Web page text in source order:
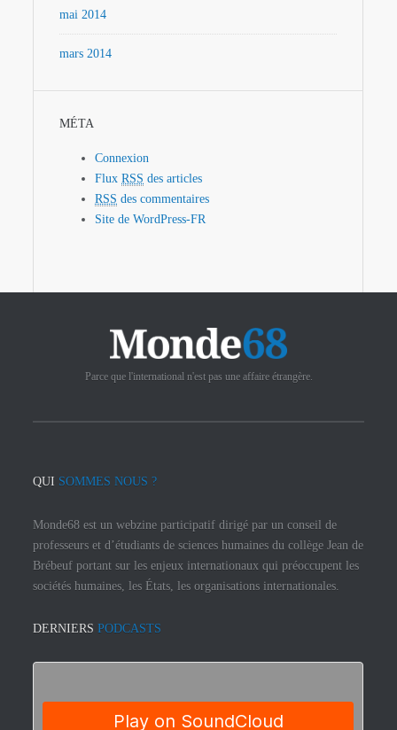
mai 2014
mars 2014
MÉTA
Connexion
FluxRSS des articles
RSS des commentaires
Site de WordPress-FR
Parce que l'international n'est pas une affaire étrangère.
QUI SOMMES NOUS ?
Monde68 est un webzine participatif dirigé par un conseil de
professeurs et d’étudiants de sciences humaines du collège Jean de
Brébeuf portant sur les enjeux internationaux qui préoccupent les
sociétés humaines, les États, les organisations internationales.
DERNIERS PODCASTS